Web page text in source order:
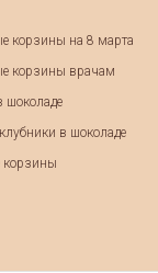
корзины на 8 марта
корзины врачам
шоколаде
в шоколаде
корзины